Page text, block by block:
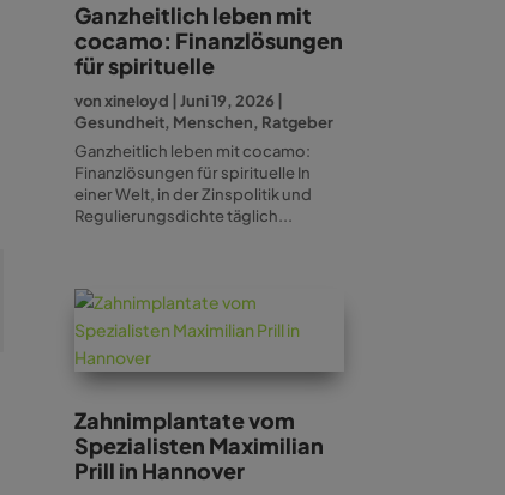
Ganzheitlich leben mit
cocamo: Finanzlösungen
für spirituelle
vonxineloyd |Juni 19, 2026
Gesundheit, Menschen, Ratgeber
Ganzheitlich leben mit cocamo:
Finanzlösungen für spirituelle In
einer Welt, in der Zinspolitik und
Regulierungsdichte täglich...
Zahnimplantate vom
Spezialisten Maximilian
Prill in Hannover